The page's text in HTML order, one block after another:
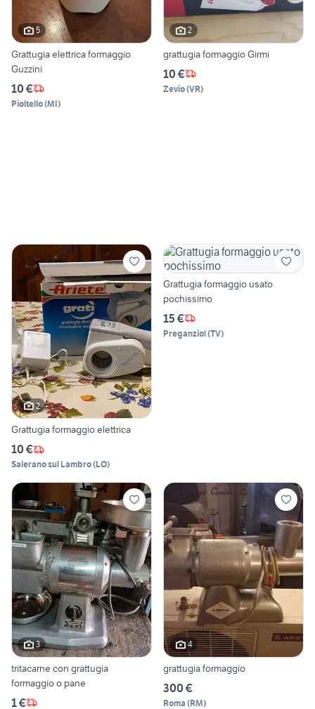
5
Grattugia elettrica formaggio
Guzzini
10 €
Pioltello(MI)
2
grattugia formaggio Girmi
10 €
Zevio(VR)
2
Grattugia formaggio elettrica
10 €
Salerano sul Lambro(LO)
Grattugia formaggio usato
pochissimo
15 €
Preganziol(TV)
3
tritacarne con grattugia
formaggio o pane
1 €
4
grattugia formaggio
300 €
Roma (RM)